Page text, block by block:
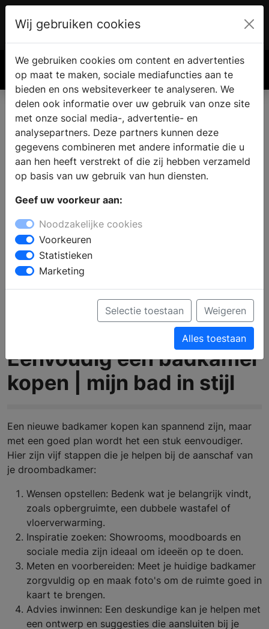
€ 0.00
Eenvoudig een badkamer
kopen | mijn bad in stijl
Een nieuwe badkamer kopen kan spannend zijn, maar
met een goed plan wordt het een stuk eenvoudiger.
Hier zijn vijf stappen die je helpen bij de aanschaf van
je droombadkamer:
Wensen opstellen: Bedenk wat je belangrijk vindt,
zoals opbergruimte, een dubbele wastafel of
vloerverwarming.
Inspiratie zoeken: Showrooms, moodboards en
sociale media zijn ideaal om ideeën op te doen.
Meten en voorbereiden: Meet je huidige badkamer
zorgvuldig op en maak foto's om de ruimte goed in
kaart te brengen.
Advies inwinnen: Een deskundige kan je helpen met
een ontwerp en suggesties die aansluiten bij je
Wij gebruiken cookies
We gebruiken cookies om content en advertenties
op maat te maken, sociale mediafuncties aan te
bieden en ons websiteverkeer te analyseren. We
delen ook informatie over uw gebruik van onze site
met onze social media-, advertentie- en
analysepartners. Deze partners kunnen deze
gegevens combineren met andere informatie die u
aan hen heeft verstrekt of die zij hebben verzameld
op basis van uw gebruik van hun diensten.
Geef uw voorkeur aan:
Noodzakelijke cookies
Voorkeuren
Statistieken
Marketing
Selectie toestaan Weigeren
Alles toestaan